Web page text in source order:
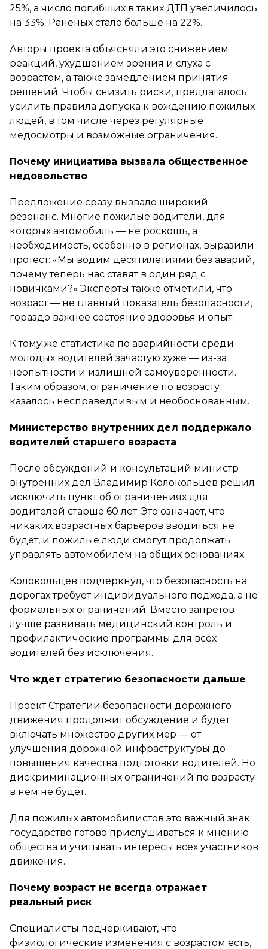
25%, а число погибших в таких ДТП увеличилось
на 33%. Раненых стало больше на 22%.
Авторы проекта объясняли это снижением
реакций, ухудшением зрения и слуха с
возрастом, а также замедлением принятия
решений. Чтобы снизить риски, предлагалось
усилить правила допуска к вождению пожилых
людей, в том числе через регулярные
медосмотры и возможные ограничения.
Почему инициатива вызвала общественное
недовольство
Предложение сразу вызвало широкий
резонанс. Многие пожилые водители, для
которых автомобиль — не роскошь, а
необходимость, особенно в регионах, выразили
протест: «Мы водим десятилетиями без аварий,
почему теперь нас ставят в один ряд с
новичками?» Эксперты также отметили, что
возраст — не главный показатель безопасности,
гораздо важнее состояние здоровья и опыт.
К тому же статистика по аварийности среди
молодых водителей зачастую хуже — из-за
неопытности и излишней самоуверенности.
Таким образом, ограничение по возрасту
казалось несправедливым и необоснованным.
Министерство внутренних дел поддержало
водителей старшего возраста
После обсуждений и консультаций министр
внутренних дел Владимир Колокольцев решил
исключить пункт об ограничениях для
водителей старше 60 лет. Это означает, что
никаких возрастных барьеров вводиться не
будет, и пожилые люди смогут продолжать
управлять автомобилем на общих основаниях.
Колокольцев подчеркнул, что безопасность на
дорогах требует индивидуального подхода, а не
формальных ограничений. Вместо запретов
лучше развивать медицинский контроль и
профилактические программы для всех
водителей без исключения.
Что ждет стратегию безопасности дальше
Проект Стратегии безопасности дорожного
движения продолжит обсуждение и будет
включать множество других мер — от
улучшения дорожной инфраструктуры до
повышения качества подготовки водителей. Но
дискриминационных ограничений по возрасту
в нем не будет.
Для пожилых автомобилистов это важный знак:
государство готово прислушиваться к мнению
общества и учитывать интересы всех участников
движения.
Почему возраст не всегда отражает
реальный риск
Специалисты подчёркивают, что
физиологические изменения с возрастом есть,